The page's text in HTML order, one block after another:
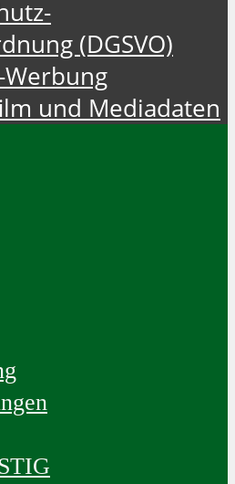
(DGSVO)
Werbung
und Mediadaten